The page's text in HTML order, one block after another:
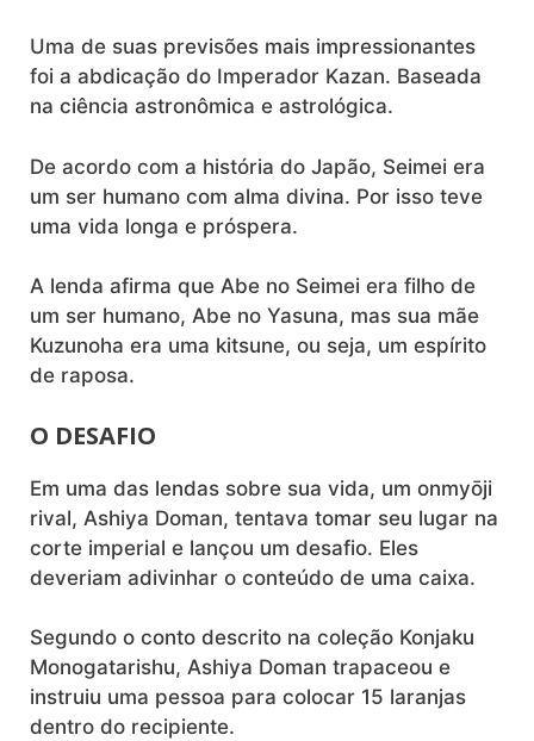
Uma de suas previsões mais impressionantes
foi a abdicação do Imperador Kazan. Baseada
na ciência astronômica e astrológica.
De acordo com a história do Japão, Seimei era
um ser humano com alma divina. Por isso teve
uma vida longa e próspera.
A lenda afirma que Abe no Seimei era filho de
um ser humano, Abe no Yasuna, mas sua mãe
Kuzunoha era uma kitsune, ou seja, um espírito
de raposa.
O DESAFIO
Em uma das lendas sobre sua vida, um onmyōji
rival, Ashiya Doman, tentava tomar seu lugar na
corte imperial e lançou um desafio. Eles
deveriam adivinhar o conteúdo de uma caixa.
Segundo o conto descrito na coleção Konjaku
Monogatarishu, Ashiya Doman trapaceou e
instruiu uma pessoa para colocar 15 laranjas
dentro do recipiente.